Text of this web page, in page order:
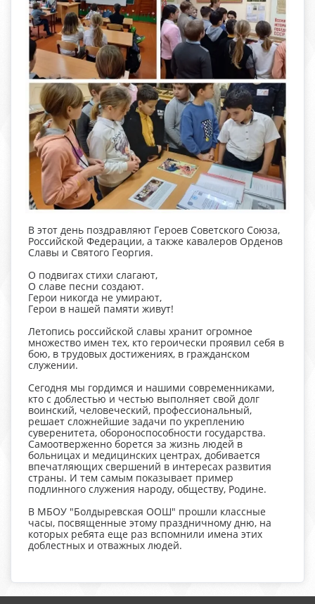
В этот день поздравляют Героев Советского Союза,
Российской Федерации, а также кавалеров Орденов
Славы и Святого Георгия.
О подвигах стихи слагают,
О славе песни создают.
Герои никогда не умирают,
Герои в нашей памяти живут!
Летопись российской славы хранит огромное
множество имен тех, кто героически проявил себя в
бою, в трудовых достижениях, в гражданском
служении.
Сегодня мы гордимся и нашими современниками,
кто с доблестью и честью выполняет свой долг
воинский, человеческий, профессиональный,
решает сложнейшие задачи по укреплению
суверенитета, обороноспособности государства.
Самоотверженно борется за жизнь людей в
больницах и медицинских центрах, добивается
впечатляющих свершений в интересах развития
страны. И тем самым показывает пример
подлинного служения народу, обществу, Родине.
В МБОУ "Болдыревская ООШ" прошли классные
часы, посвященные этому праздничному дню, на
которых ребята еще раз вспомнили имена этих
доблестных и отважных людей.